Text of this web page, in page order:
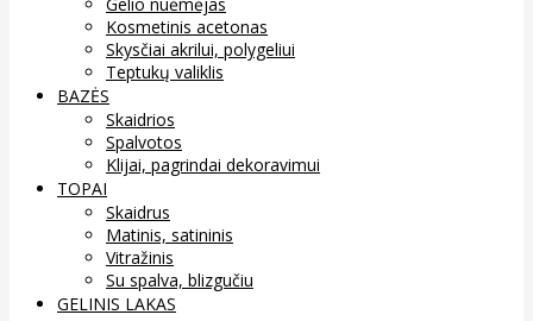
Kosmetinis acetonas
Skysčiai akrilui, polygeliui
Teptukų valiklis
BAZĖS
Skaidrios
Spalvotos
Klijai, pagrindai dekoravimui
TOPAI
Skaidrus
Matinis, satininis
Vitražinis
Su spalva, blizgučiu
GELINIS LAKAS